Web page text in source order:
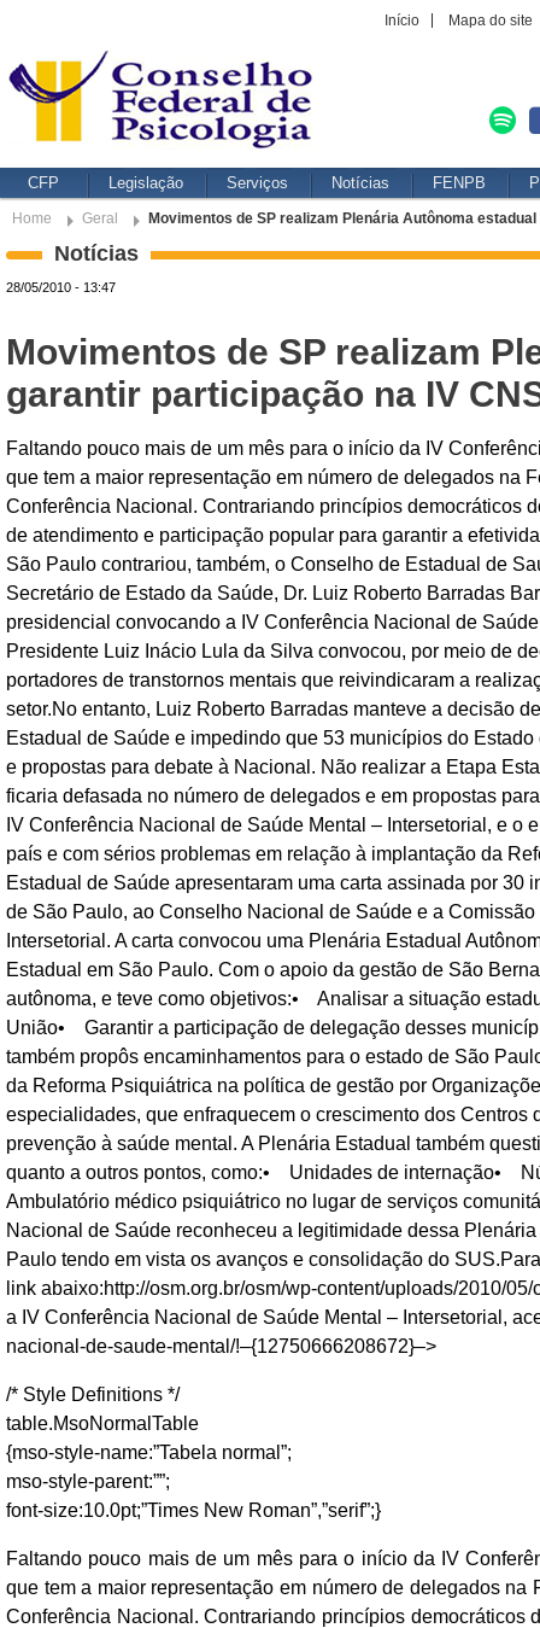
Início Mapa do site
CFP Legislação Serviços Notícias FENPB
Home Geral Movimentos de SP realizam Plenária Autônoma
Notícias
28/05/2010 - 13:47
Movimentos de SP realizam
garantir participação na IV
Faltando pouco mais de um mês para o início da IV
que tem a maior representação em número de delegados na
Conferência Nacional. Contrariando princípios democráticos
de atendimento e participação popular para garantir a
São Paulo contrariou, também, o Conselho de Estadual de
Secretário de Estado da Saúde, Dr. Luiz Roberto Barradas
presidencial convocando a IV Conferência Nacional de
Presidente Luiz Inácio Lula da Silva convocou, por meio de
portadores de transtornos mentais que reivindicaram a
setor.No entanto, Luiz Roberto Barradas manteve a decisão
Estadual de Saúde e impedindo que 53 municípios do
e propostas para debate à Nacional. Não realizar a Etapa
ficaria defasada no número de delegados e em propostas
IV Conferência Nacional de Saúde Mental – Intersetorial, e
país e com sérios problemas em relação à implantação da
Estadual de Saúde apresentaram uma carta assinada por
de São Paulo, ao Conselho Nacional de Saúde e a
Intersetorial. A carta convocou uma Plenária Estadual
Estadual em São Paulo. Com o apoio da gestão de São
autônoma, e teve como objetivos:• Analisar a situação
União• Garantir a participação de delegação desses
também propôs encaminhamentos para o estado de São
da Reforma Psiquiátrica na política de gestão por
especialidades, que enfraquecem o crescimento dos
prevenção à saúde mental. A Plenária Estadual também
quanto a outros pontos, como:• Unidades de internação•
Ambulatório médico psiquiátrico no lugar de serviços
Nacional de Saúde reconheceu a legitimidade dessa
Paulo tendo em vista os avanços e consolidação do
link abaixo:http://osm.org.br/osm/wp-content/uploads/2010/
a IV Conferência Nacional de Saúde Mental – Intersetorial,
nacional-de-saude-mental/!–{12750666208672}–>
/* Style Definitions */
table.MsoNormalTable
{mso-style-name:”Tabela normal”;
mso-style-parent:””;
font-size:10.0pt;”Times New Roman”,”serif”;}
Faltando pouco mais de um mês para o início da IV
que tem a maior representação em número de delegados
Conferência Nacional. Contrariando princípios